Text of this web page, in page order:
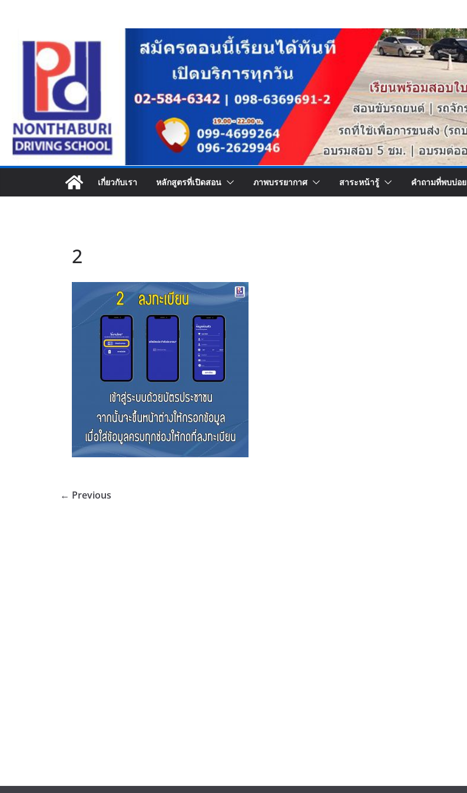
content
เกี่ยวกับเรา หลักสูตรที่เปิดสอน ภาพบรรยากาศ สาระหน้ารู้ คำถามที่พบบ่อย
2
← Previous